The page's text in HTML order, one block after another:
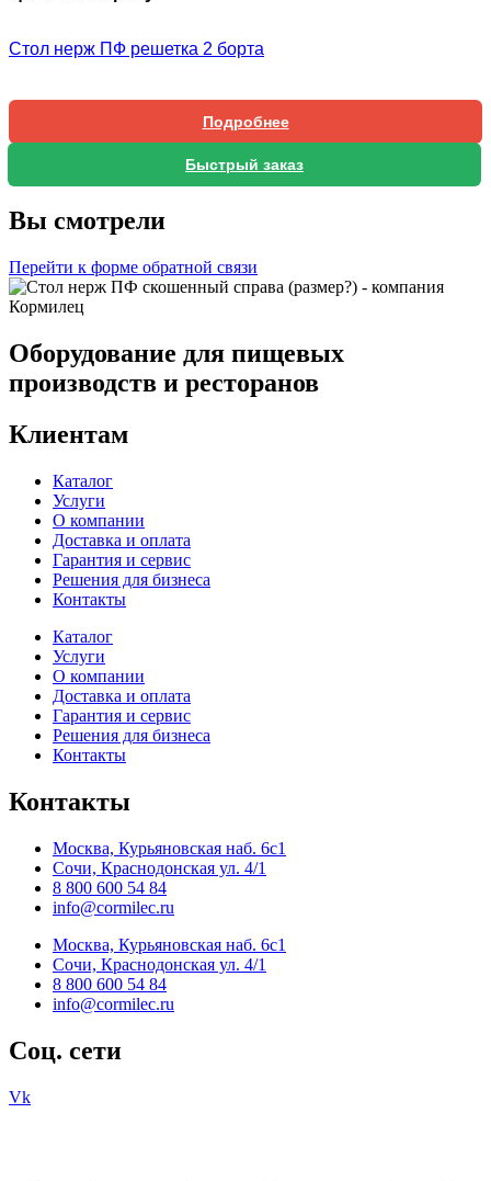
Стол нерж ПФ решетка 2 борта
Подробнее
Быстрый заказ
Вы смотрели
Перейти к форме обратной связи
Оборудование для пищевых
производств и ресторанов
Клиентам
Каталог
Услуги
О компании
Доставка и оплата
Гарантия и сервис
Решения для бизнеса
Контакты
Каталог
Услуги
О компании
Доставка и оплата
Гарантия и сервис
Решения для бизнеса
Контакты
Контакты
Москва, Курьяновская наб. 6с1
Сочи, Краснодонская ул. 4/1
8 800 600 54 84
info@cormilec.ru
Москва, Курьяновская наб. 6с1
Сочи, Краснодонская ул. 4/1
8 800 600 54 84
info@cormilec.ru
Соц. сети
Vk